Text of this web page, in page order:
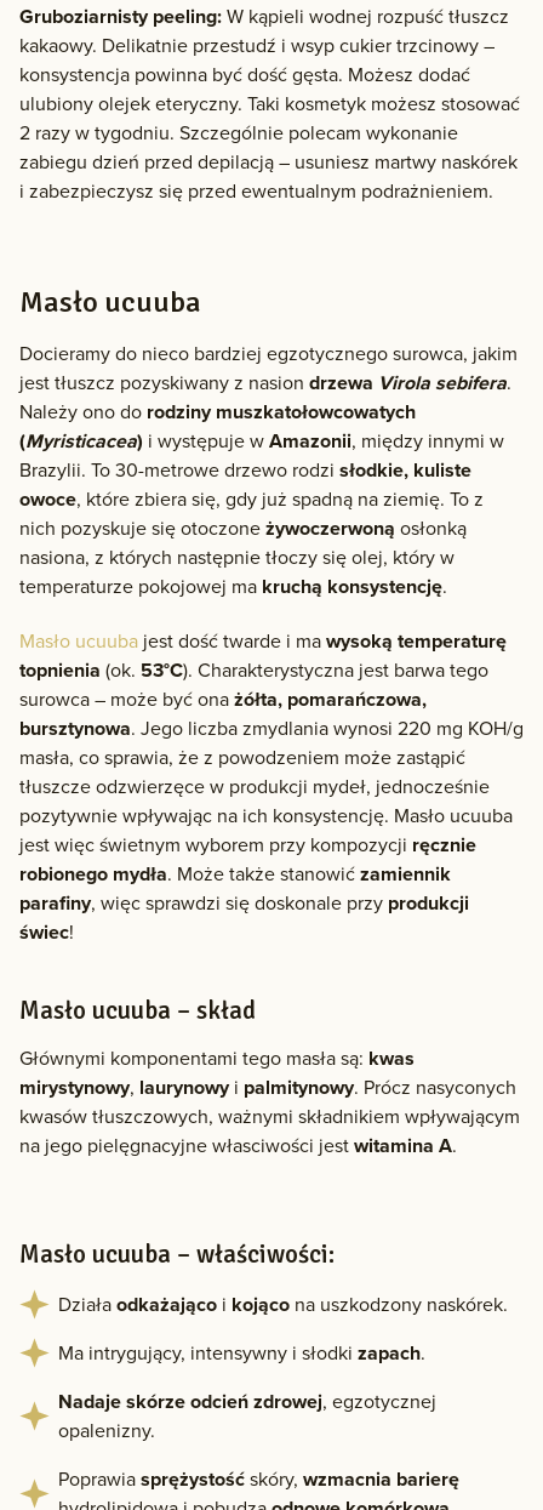
Gruboziarnisty peeling:W kąpieli wodnej rozpuść tłuszcz
kakaowy. Delikatnie przestudź i wsyp cukier trzcinowy –
konsystencja powinna być dość gęsta. Możesz dodać
ulubiony olejek eteryczny. Taki kosmetyk możesz stosować
2 razy w tygodniu. Szczególnie polecam wykonanie
zabiegu dzień przed depilacją – usuniesz martwy naskórek
i zabezpieczysz się przed ewentualnym podrażnieniem.
Masło ucuuba
Docieramy do nieco bardziej egzotycznego surowca, jakim
jest tłuszcz pozyskiwany z nasion drzewa Virola sebifera.
Należy ono do rodziny muszkatołowcowatych
(Myristicacea) i występuje wAmazonii, między innymi w
Brazylii. To 30-metrowe drzewo rodzi słodkie, kuliste
owoce, które zbiera się, gdy już spadną na ziemię. To z
nich pozyskuje się otoczoneżywoczerwoną osłonką
nasiona, z których następnie tłoczy się olej, który w
temperaturze pokojowej ma kruchą konsystencję.
Masło ucuuba jest dość twarde i mawysoką temperaturę
topnienia (ok. 53°C). Charakterystyczna jest barwa tego
surowca – może być onażółta, pomarańczowa,
bursztynowa. Jego liczba zmydlania wynosi 220 mg KOH/g
masła, co sprawia, że z powodzeniem może zastąpić
tłuszcze odzwierzęce w produkcji mydeł, jednocześnie
pozytywnie wpływając na ich konsystencję. Masło ucuuba
jest więc świetnym wyborem przy kompozycji ręcznie
robionego mydła. Może także stanowićzamiennik
parafiny, więc sprawdzi się doskonale przy produkcji
świec!
Masło ucuuba – skład
Głównymi komponentami tego masła są: kwas
mirystynowy, laurynowyi palmitynowy. Prócz nasyconych
kwasów tłuszczowych, ważnymi składnikiem wpływającym
na jego pielęgnacyjne własciwości jestwitamina A.
Masło ucuuba – właściwości:
Działaodkażająco i kojąco na uszkodzony naskórek.
Ma intrygujący, intensywny i słodki zapach.
Nadaje skórze odcień zdrowej, egzotycznej
opalenizny.
Poprawiasprężystośćskóry, wzmacnia barierę